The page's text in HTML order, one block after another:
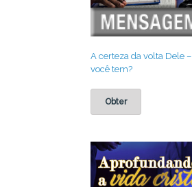
A certeza da volta Dele –
você tem?
Obter